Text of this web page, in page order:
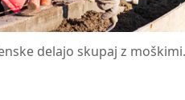
delajo skupaj z moškimi.